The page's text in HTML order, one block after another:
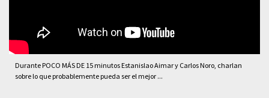
Durante POCO MÁS DE 15 minutos Estanislao Aimar y Carlos Noro, charlan
sobre lo que probablemente pueda ser el mejor ...